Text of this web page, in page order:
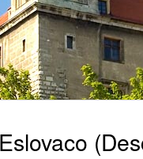
Eslovaco